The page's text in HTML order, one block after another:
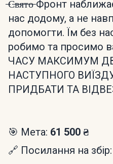
̶С̶в̶я̶т̶о̶ Фронт
нас додому, а не
допомогти. Їм без
робимо та просимо
ЧАСУ МАКСИМУМ
НАСТУПНОГО
ПРИДБАТИ ТА
🎯 Мета: 61 500 ₴
🔗 Посилання на збір: